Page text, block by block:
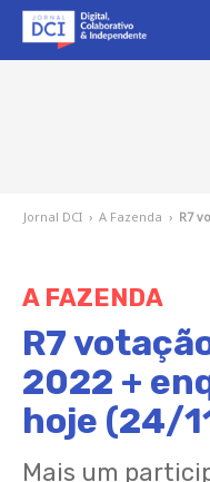
Jornal DCI › A Fazenda › R7
A FAZENDA
R7
2022 +
hoje (24/
Mais um